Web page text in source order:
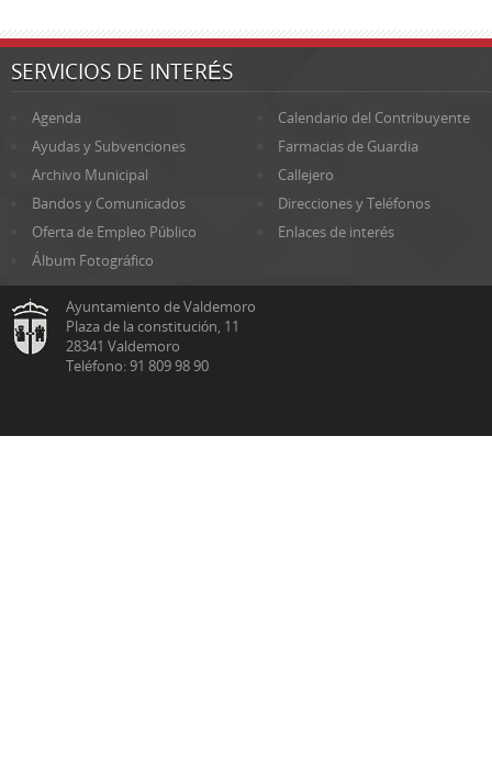
SERVICIOS DE INTERÉS
Agenda
Calendario del Contribuyente
Ayudas y Subvenciones
Farmacias de Guardia
Archivo Municipal
Callejero
Bandos y Comunicados
Direcciones y Teléfonos
Oferta de Empleo Público
Enlaces de interés
Álbum Fotográfico
Ayuntamiento de Valdemoro
Plaza de la constitución, 11
28341 Valdemoro
Teléfono: 91 809 98 90